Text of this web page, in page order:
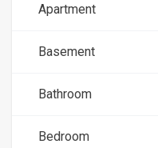
Apartment
Basement
Bathroom
Bedroom